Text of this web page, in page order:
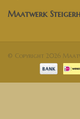
Maatwerk
© Copyright 2026